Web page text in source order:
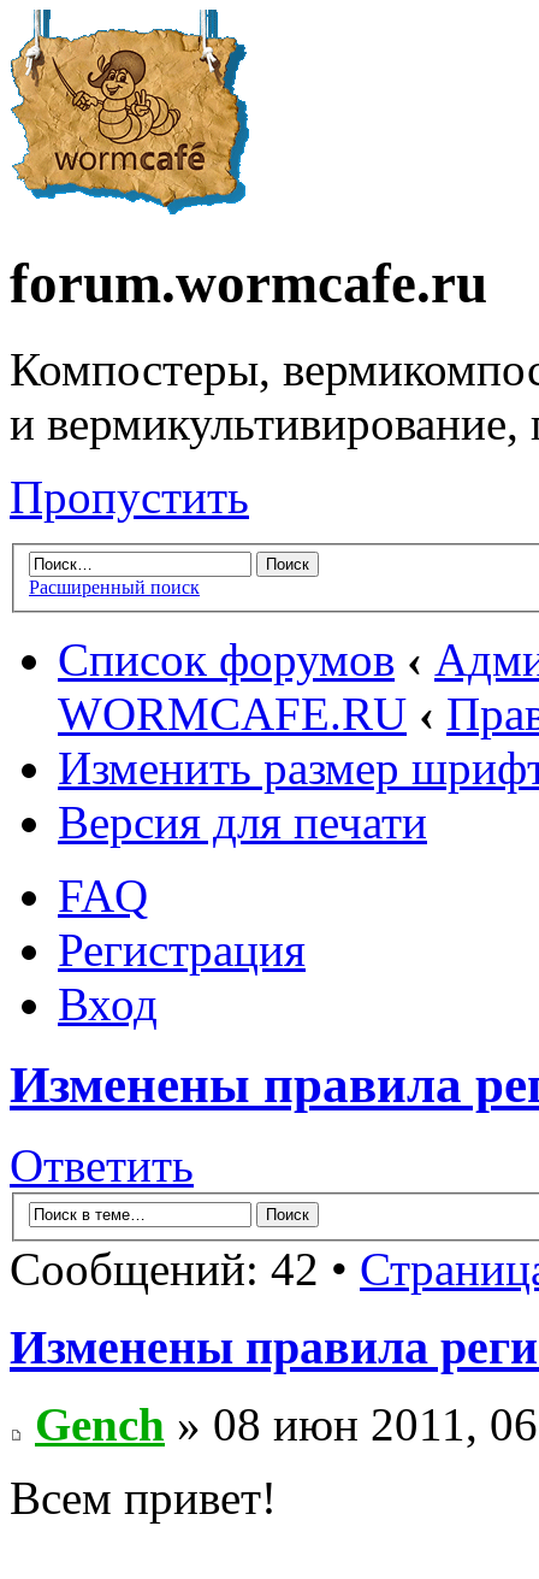
forum.wormcafe.ru
Компостеры,
и
Пропустить
Расширенный поиск
Список форумов ‹
WORMCAFE.RU ‹
Изменить размер
Версия для печати
FAQ
Регистрация
Вход
Изменены правила
Ответить
Сообщений: 42 •
Изменены правила
Gench » 08 июн 2011,
Всем привет!